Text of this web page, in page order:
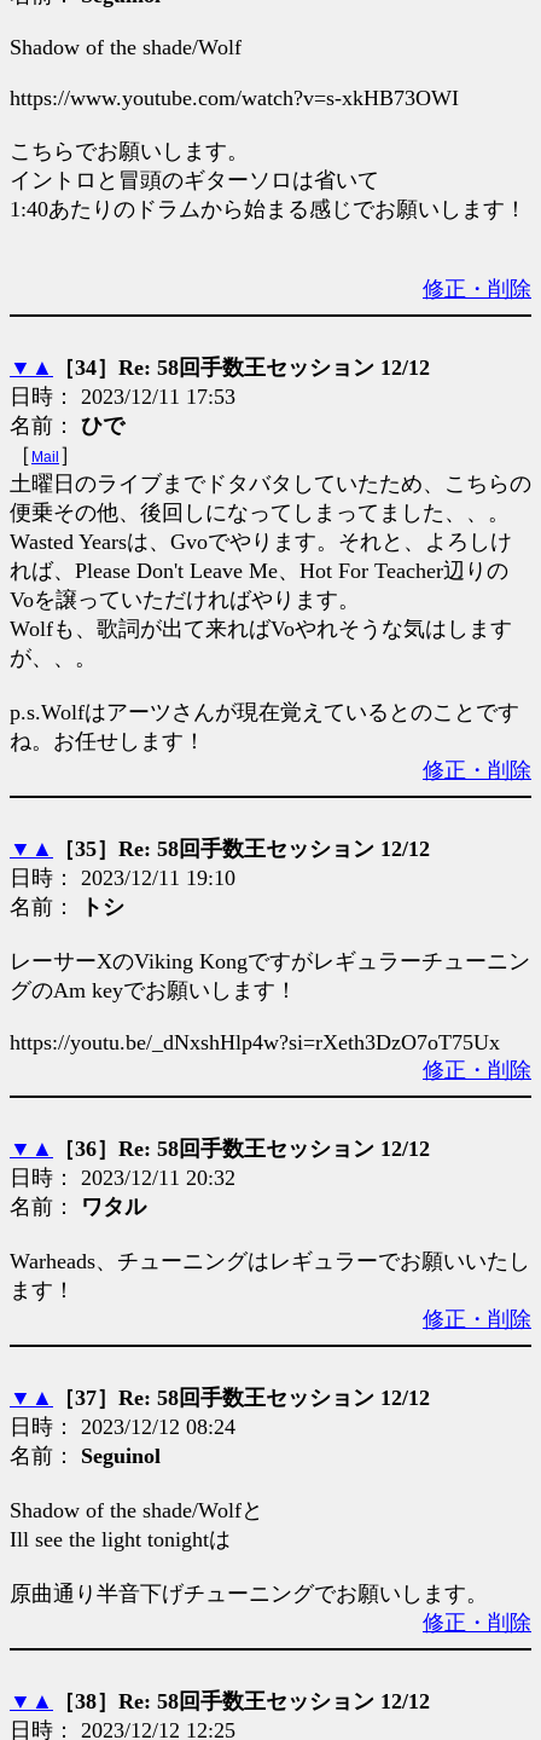
Shadow of the shade/Wolf
https://www.youtube.com/watch?v=s-xkHB73OWI
こちらでお願いします。
イントロと冒頭のギターソロは省いて
1:40あたりのドラムから始まる感じでお願いします！
修正・削除
▼ ▲
［34］Re: 58回手数王セッション 12/12
日時： 2023/12/11 17:53
名前： ひで
［ Mail ］
土曜日のライブまでドタバタしていたため、こちらの
便乗その他、後回しになってしまってました、、。
Wasted Yearsは、Gvoでやります。それと、よろしけ
れば、Please Don't Leave Me、Hot For Teacher辺りの
Voを譲っていただければやります。
Wolfも、歌詞が出て来ればVoやれそうな気はします
が、、。
p.s.Wolfはアーツさんが現在覚えているとのことです
ね。お任せします！
修正・削除
▼ ▲
［35］Re: 58回手数王セッション 12/12
日時： 2023/12/11 19:10
名前：
トシ
レーサーXのViking Kongですがレギュラーチューニン
グのAm keyでお願いします！
https://youtu.be/_dNxshHlp4w?si=rXeth3DzO7oT75Ux
修正・削除
▼ ▲
［36］Re: 58回手数王セッション 12/12
日時： 2023/12/11 20:32
名前： ワタル
Warheads、チューニングはレギュラーでお願いいたし
ます！
修正・削除
▼ ▲
［37］Re: 58回手数王セッション 12/12
日時： 2023/12/12 08:24
名前： Seguinol
Shadow of the shade/Wolfと
Ill see the light tonightは
原曲通り半音下げチューニングでお願いします。
修正・削除
▼ ▲
［38］Re: 58回手数王セッション 12/12
日時： 2023/12/12 12:25